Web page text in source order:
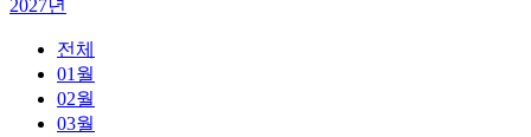
2027년
전체
01월
02월
03월